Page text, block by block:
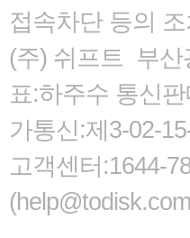
접속차단 등의
(주) 쉬프트 부산
표:하주수 통신
가통신:제3-02-
고객센터:1644-